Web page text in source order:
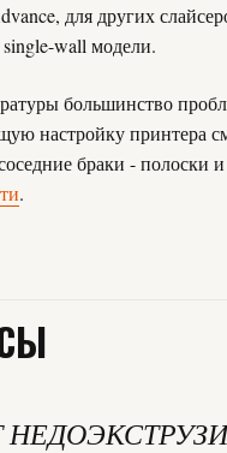
для других
wall модели.
большинство
настройку принтера
браки - полоски
.